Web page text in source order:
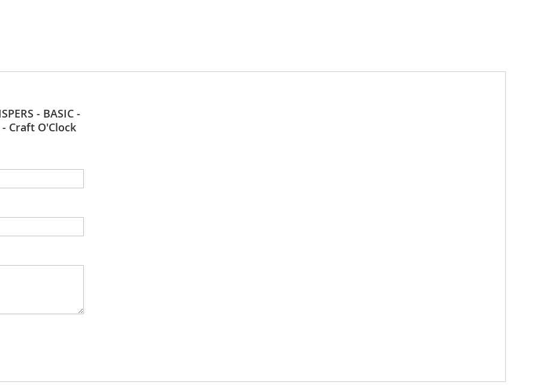
- BASIC -
Craft O'Clock